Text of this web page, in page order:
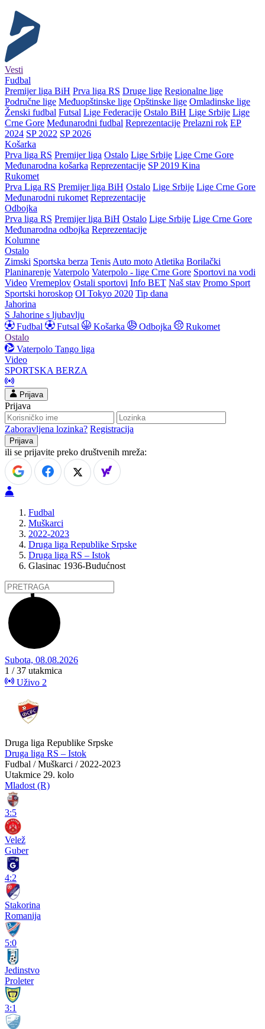
Vesti
Fudbal
Premijer liga BiH Prva liga RS Druge lige Regionalne lige
Područne lige Međuopštinske lige Opštinske lige Omladinske lige
Ženski fudbal Futsal Lige Federacije Ostalo BiH Lige Srbije Lige
Crne Gore Međunarodni fudbal Reprezentacije Prelazni rok EP
2024 SP 2022 SP 2026
Košarka
Prva liga RS Premijer liga Ostalo Lige Srbije Lige Crne Gore
Međunarodna košarka Reprezentacije SP 2019 Kina
Rukomet
Prva Liga RS Premijer liga BiH Ostalo Lige Srbije Lige Crne Gore
Međunarodni rukomet Reprezentacije
Odbojka
Prva liga RS Premijer liga BiH Ostalo Lige Srbije Lige Crne Gore
Međunarodna odbojka Reprezentacije
Kolumne
Ostalo
Zimski Sportska berza Tenis Auto moto Atletika Borilački
Planinarenje Vaterpolo Vaterpolo - lige Crne Gore Sportovi na vodi
Video Vremeplov Ostali sportovi Info BET Naš stav Promo Sport
Sportski horoskop OI Tokyo 2020 Tip dana
Jahorina
S Jahorine s ljubavlju
Fudbal
Futsal Košarka Odbojka
Rukomet
Ostalo
Vaterpolo Tango liga
Video
SPORTSKA BERZA
Prijava
Prijava
Zaboravljena lozinka? Registracija
ili se prijavite preko društvenih mreža:
Fudbal
Muškarci
2022-2023
Druga liga Republike Srpske
Druga liga RS – Istok
Glasinac 1936-Budućnost
Subota, 08.08.2026
1 / 37 utakmica
Uživo 2
Druga liga Republike Srpske
Druga liga RS – Istok
Fudbal / Muškarci / 2022-2023
Utakmice 29. kolo
Mladost (R)
3:5
Velež
Guber
4:2
Stakorina
Romanija
5:0
Jedinstvo
Proleter
3:1